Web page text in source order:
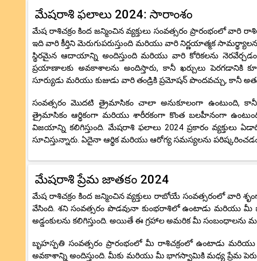
మేషరాశి ఫలాలు 2024: సారాంశం
మేష రాశిచక్రం కింద జన్మించిన వ్యక్తులు సంవత్సరం ప్రారంభంలో
ఇది వారి కీర్తిని మెరుగుపరుస్తుంది మరియు వారి నిర్ణయాత్మక
స్థిరమైన ఆదాయాన్ని అందిస్తుంది మరియు వారి కోరికలను
ప్రయాణాలకు అవకాశాలను అందిస్తారు, కానీ ఖర్చులు పెరగడానికి
సూర్యుడు మరియు కుజుడు వారి తండ్రికి ప్రమోషన్ పొందవచ్చు, కానీ
సంవత్సరం మొదటి త్రైమాసికం చాలా అనుకూలంగా ఉంటుంది, కానీ
త్రైమాసికం ఆర్థికంగా మరియు శారీరకంగా కొంత బలహీనంగా
విజయాన్ని కలిగిస్తుంది. మేషరాశి ఫలాలు 2024 ప్రకారం వ్యక్తులు
సూచిస్తున్నారు. ఏదైనా ఆర్థిక మరియు ఆరోగ్య సమస్యలను
మేషరాశి ప్రేమ జాతకం 2024
మేష రాశిచక్రం కింద జన్మించిన వ్యక్తులు రాబోయే సంవత్సరంలో వారి
వేసింది. శని సంవత్సరం పొడవునా కుంభరాశిలో ఉంటాడు మరియు
అడ్డంకులను కలిగిస్తుంది. అయితే ఈ గ్రహాల అమరిక మీ
బృహస్పతి సంవత్సరం ప్రారంభంలో మీ రాశిచక్రంలో ఉంటాడు మరియు
అవకాశాన్ని అందిస్తుంది. మీకు మరియు మీ భాగస్వామికి మధ్య ప్రేమ